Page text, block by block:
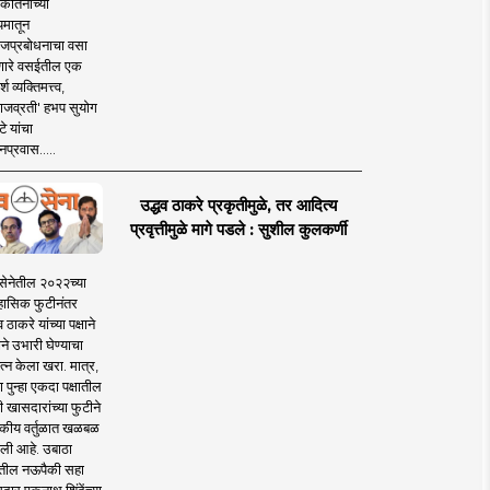
वसा
वसईतील एक
व्यक्तिमत्त्व,
हभप सुयोग
यांचा
उद्धव ठाकरे प्रकृतीमुळे, तर आदित्य
प्रवृत्तीमुळे मागे पडले : सुशील कुलकर्णी
२०२२च्या
फुटीनंतर
ठाकरे यांच्या पक्षाने
उभारी घेण्याचा
केला खरा. मात्र,
एकदा पक्षातील
खासदारांच्या फुटीने
वर्तुळात खळबळ
आहे. उबाठा
नऊपैकी सहा